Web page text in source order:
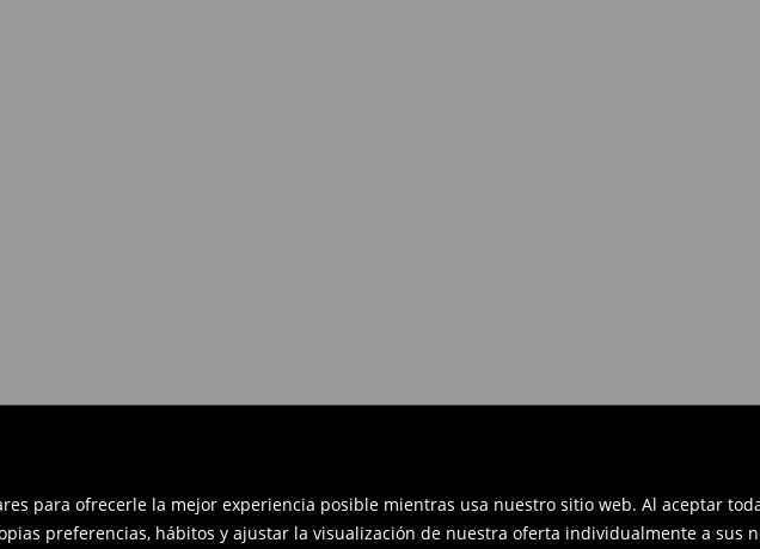
para ofrecerle la mejor experiencia posible mientras usa nuestro sitio web. Al aceptar
preferencias, hábitos y ajustar la visualización de nuestra oferta individualmente a sus